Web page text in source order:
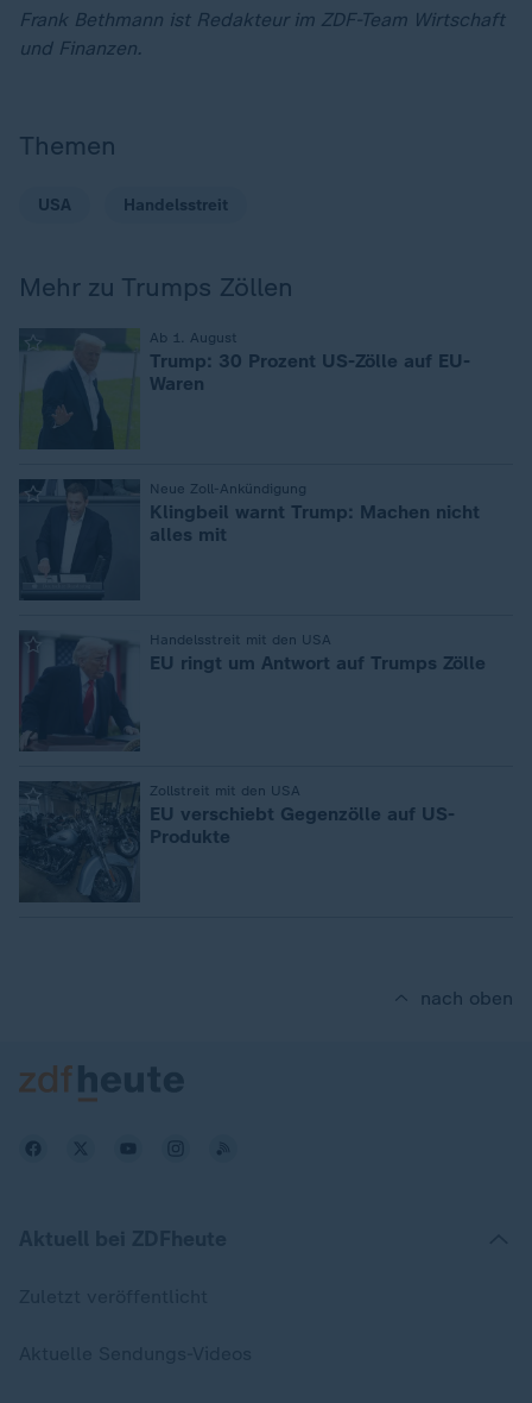
Frank Bethmann ist Redakteur im ZDF-Team Wirtschaft
und Finanzen.
Themen
USA Handelsstreit
Mehr zu Trumps Zöllen
Ab 1. August
Trump: 30 Prozent US-Zölle auf EU-
Waren
Neue Zoll-Ankündigung
:
Klingbeil warnt Trump: Machen nicht
alles mit
Handelsstreit mit den USA
EU ringt um Antwort auf Trumps Zölle
Zollstreit mit den USA
:
EU verschiebt Gegenzölle auf US-
Produkte
nach oben